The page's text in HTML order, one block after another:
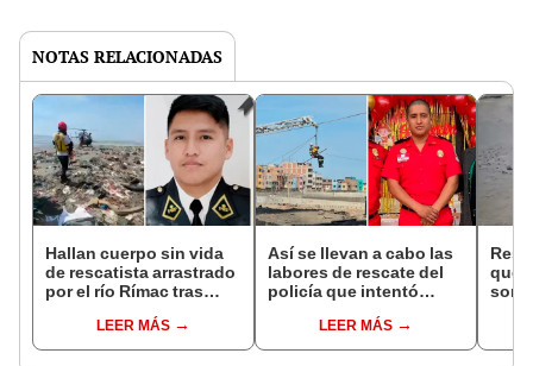
NOTAS RELACIONADAS
Hallan cuerpo sin vida
de rescatista arrastrado
por el río Rímac tras
LEER MÁS
Así se llevan a cabo las
labores de rescate del
policía que intentó
río RímacLEER MÁS
que
son